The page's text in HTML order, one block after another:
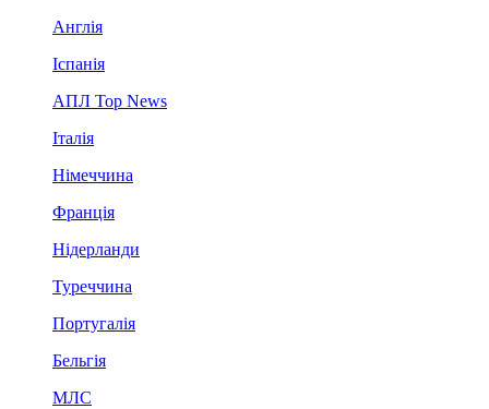
Англія
Іспанія
АПЛ Top News
Італія
Німеччина
Франція
Нідерланди
Туреччина
Португалія
Бельгія
МЛС